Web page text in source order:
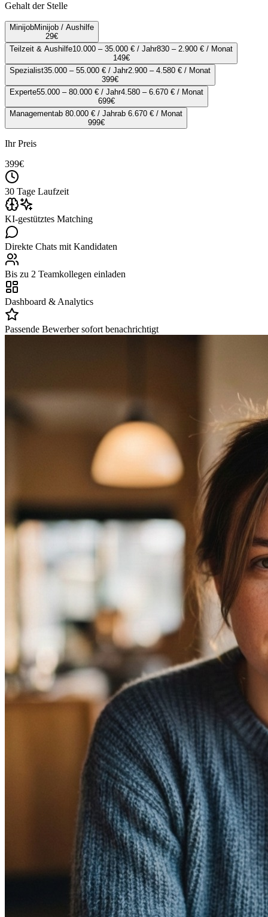
Gehalt der Stelle
MinijobMinijob / Aushilfe
29€
Teilzeit & Aushilfe10.000 – 35.000 € / Jahr830 – 2.900 € / Monat
149€
Spezialist35.000 – 55.000 € / Jahr2.900 – 4.580 € / Monat
399€
Experte55.000 – 80.000 € / Jahr4.580 – 6.670 € / Monat
699€
Managementab 80.000 € / Jahrab 6.670 € / Monat
999€
Ihr Preis
399€
30 Tage Laufzeit
KI-gestütztes Matching
Direkte Chats mit Kandidaten
Bis zu 2 Teamkollegen einladen
Dashboard & Analytics
Passende Bewerber sofort benachrichtigt